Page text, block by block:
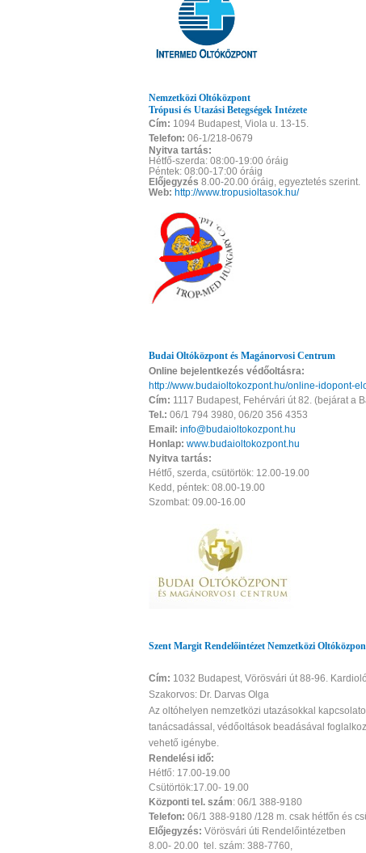
Nemzetközi Oltóközpont
Trópusi és Utazási Betegségek Intézete
Cím: 1094 Budapest, Viola u. 13-15.
Telefon: 06-1/218-0679
Nyitva tartás:
Hétfő-szerda: 08:00-19:00 óráig
Péntek: 08:00-17:00 óráig
Előjegyzés 8.00-20.00 óráig, egyeztetés szerint.
Web: http://www.tropusioltasok.hu/
Budai Oltóközpont és Magánorvosi Centrum
Online bejelentkezés védőoltásra:
http://www.budaioltokozpont.hu/online-idopont-
Cím: 1117 Budapest, Fehérvári út 82. (bejárat a
Tel.: 06/1 794 3980, 06/20 356 4353
Email: info@budaioltokozpont.hu
Honlap: www.budaioltokozpont.hu
Nyitva tartás:
Hétfő, szerda, csütörtök: 12.00-19.00
Kedd, péntek: 08.00-19.00
Szombat: 09.00-16.00
Szent Margit Rendelőintézet Nemzetközi
Cím: 1032 Budapest, Vörösvári út 88-96.
Szakorvos: Dr. Darvas Olga
Az oltóhelyen nemzetközi utazásokkal
tanácsadással, védőoltások beadásával
vehető igénybe.
Rendelési idő:
Hétfő: 17.00-19.00
Csütörtök:17.00- 19.00
Központi tel. szám: 06/1 388-9180
Telefon: 06/1 388-9180 /128 m. csak hétfőn és
Előjegyzés: Vörösvári úti
8.00- 20.00 tel. szám: 388-7760,